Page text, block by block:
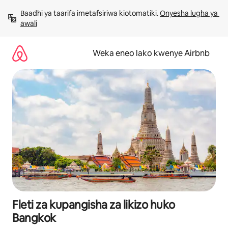
kwenda
kwenye
Baadhi ya taarifa imetafsiriwa kiotomatiki. Onyesha lugha ya
awali
Weka eneo lako kwenye Airbnb
Fleti za kupangisha za likizo huko
Bangkok